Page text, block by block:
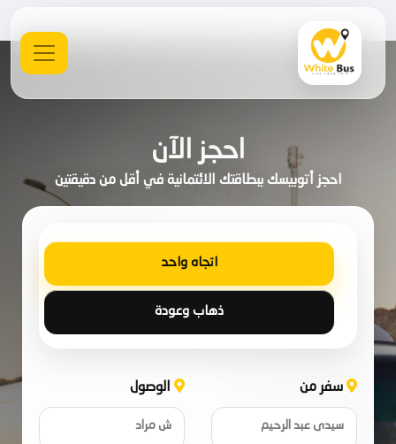
احجز الآن
احجز أتوبيسك ببطاقتك الائتمانية في أقل من دقيقتين
اتجاه واحد
ذهاب وعودة
سفر من
سيدى عبد الرحيم
الوصول
ش مراد